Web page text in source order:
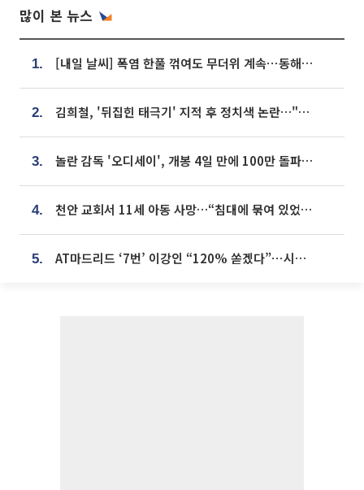
많이 본 뉴스
1. [내일 날씨] 폭염 한풀 꺾여도 무더위 계속⋯동해안 이틀 연속 비
2. 김희철, '뒤집힌 태극기' 지적 후 정치색 논란…"좌우 떠나 우리나라 국기"
3. 놀란 감독 '오디세이', 개봉 4일 만에 100만 돌파⋯'왕사남' 보다 빠르다
4. 천안 교회서 11세 아동 사망…“침대에 묶여 있었다” 진술 확보
5. AT마드리드 ‘7번’ 이강인 “120% 쏟겠다”⋯시메오네 감독 “필요한 선수”